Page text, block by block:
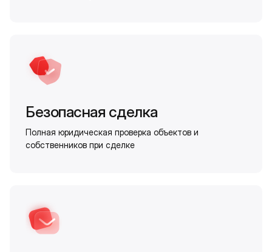
Безопасная сделка
Полная юридическая проверка объектов и
собственников при сделке